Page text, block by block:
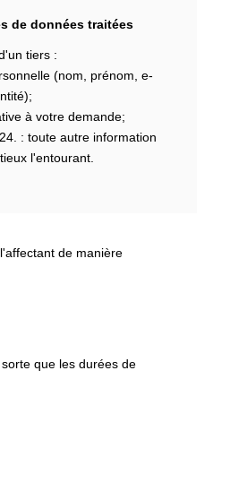
de données traitées
tiers :
(nom, prénom, e-
à votre demande;
: toute autre information
l'entourant.
de manière
que les durées de